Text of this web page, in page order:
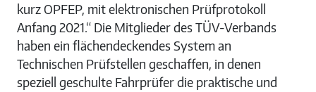
kurz OPFEP, mit elektronischen Prüfprotokoll
Anfang 2021.“ Die Mitglieder des TÜV-Verbands
haben ein flächendeckendes System an
Technischen Prüfstellen geschaffen, in denen
speziell geschulte Fahrprüfer die praktische und